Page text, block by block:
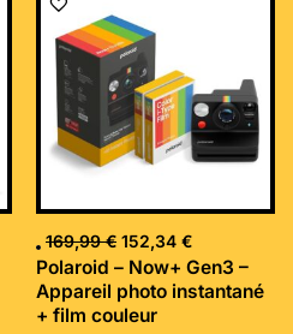
169,99€
initial
était :
169,99 €.
152,34 €
Polaroid – Now+ Gen3 –
Appareil photo instantané
+ film couleur